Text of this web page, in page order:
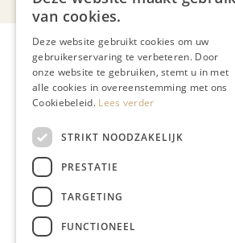
Gerelateerd
Michelle
creatieve
van cookies.
Deze website gebruikt cookies om uw
gebruikerservaring te verbeteren. Door
onze website te gebruiken, stemt u in met
alle cookies in overeenstemming met ons
Cookiebeleid. Lees verder
STRIKT NOODZAKELIJK
PRESTATIE
TARGETING
FUNCTIONEEL